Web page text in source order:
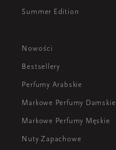
Summer Edition
Nowości
Bestsellery
Perfumy Arabskie
Markowe Perfumy Damskie
Markowe Perfumy Męskie
Nuty Zapachowe